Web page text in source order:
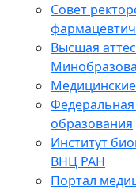
Совет
Высшая
образования
Институт
ВНЦ РАН
Портал